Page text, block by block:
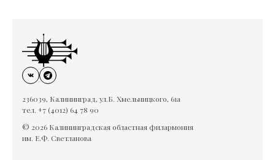
236039, Калининград, ул.Б. Хмельницкого, 61а
тел. +7 (4012) 64 78 90
© 2026 Калининградская областная филармония
им. Е.Ф. Светланова